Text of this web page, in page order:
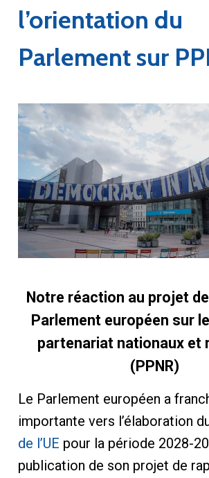
l’orientation du
Parlement sur
Notre réaction au projet
Parlement européen sur
partenariat nationaux et
(PPNR)
Le Parlement européen a
importante vers l’élaboration
de l’UE pour la période 2028-
publication de son projet de